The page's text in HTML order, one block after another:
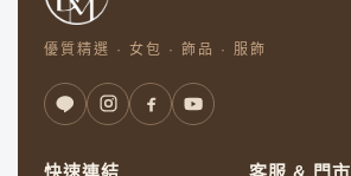
優質精選 · 女包 · 飾品 · 服飾
快速連結 客服 & 門市